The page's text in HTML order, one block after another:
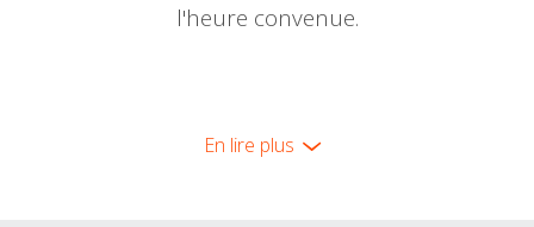
l'heure convenue.
En lire plus